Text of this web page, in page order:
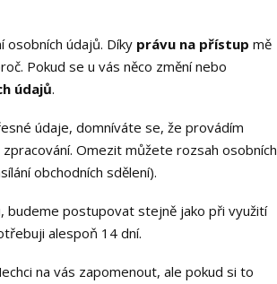
údajů. Díky právu na přístup mě
Pokud se u vás něco změní nebo
údajů.
údaje, domníváte se, že provádím
Omezit můžete rozsah osobních
obchodních sdělení).
budeme postupovat stejně jako při využití
alespoň 14 dní.
na vás zapomenout, ale pokud si to